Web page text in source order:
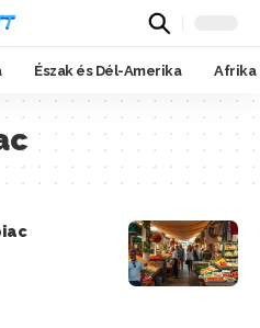
Észak és Dél-Amerika Afrika